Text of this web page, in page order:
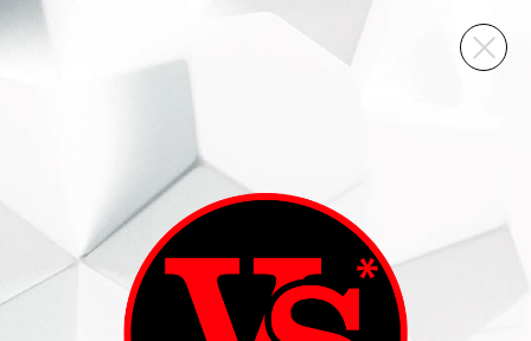
ВИННЫЙ СКЛАД